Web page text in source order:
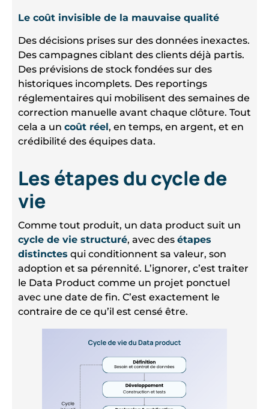
Le coût invisible de la mauvaise qualité
Des décisions prises sur des données inexactes.
Des campagnes ciblant des clients déjà partis.
Des prévisions de stock fondées sur des
historiques incomplets. Des reportings
réglementaires qui mobilisent des semaines de
correction manuelle avant chaque clôture. Tout
cela a un coût réel, en temps, en argent, et en
crédibilité des équipes data.
Les étapes du cycle de
vie
Comme tout produit, un data product suit un
cycle de vie structuré, avec des étapes
distinctes qui conditionnent sa valeur, son
adoption et sa pérennité. L’ignorer, c’est traiter
le Data Product comme un projet ponctuel
avec une date de fin. C’est exactement le
contraire de ce qu’il est censé être.